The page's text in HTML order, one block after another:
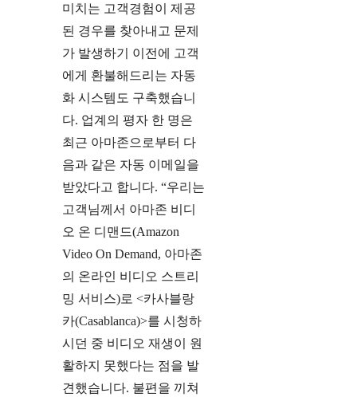
미치는 고객경험이 제공
된 경우를 찾아내고 문제
가 발생하기 이전에 고객
에게 환불해드리는 자동
화 시스템도 구축했습니
다. 업계의 평자 한 명은
최근 아마존으로부터 다
음과 같은 자동 이메일을
받았다고 합니다. “우리는
고객님께서 아마존 비디
오 온 디맨드(Amazon
Video On Demand, 아마존
의 온라인 비디오 스트리
밍 서비스)로 <카사블랑
카(Casablanca)>를 시청하
시던 중 비디오 재생이 원
활하지 못했다는 점을 발
견했습니다. 불편을 끼쳐